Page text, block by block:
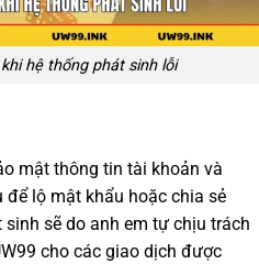
hệ thống phát sinh lỗi
mật thông tin tài khoản và
lộ mật khẩu hoặc chia sẻ
sẽ do anh em tự chịu trách
cho các giao dịch được